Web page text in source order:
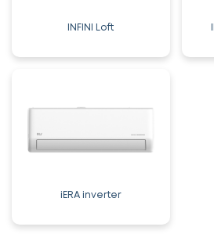
INFINI Loft
iERA inverter